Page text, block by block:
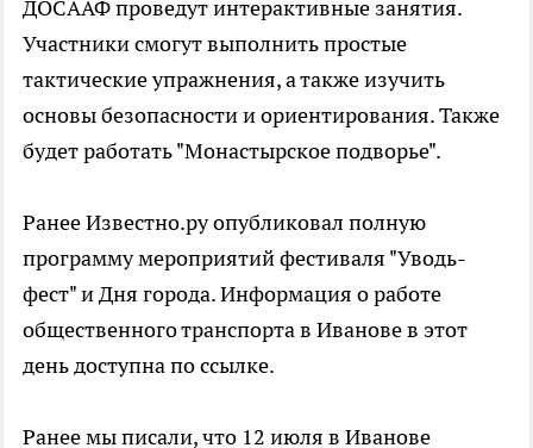
ДОСААФ проведут интерактивные занятия.
Участники смогут выполнить простые
тактические упражнения, а также изучить
основы безопасности и ориентирования. Также
будет работать "Монастырское подворье".
Ранее Известно.ру опубликовал полную
программу мероприятий фестиваля "Уводь-
фест" и Дня города. Информация о работе
общественного транспорта в Иванове в этот
день доступна по ссылке.
Ранее мы писали, что 12 июля в Иванове